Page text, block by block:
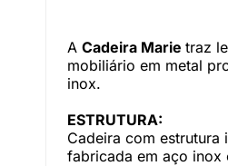
A Cadeira Marie traz
mobiliário em metal
inox.
ESTRUTURA:
Cadeira com estrutura
fabricada em aço inox